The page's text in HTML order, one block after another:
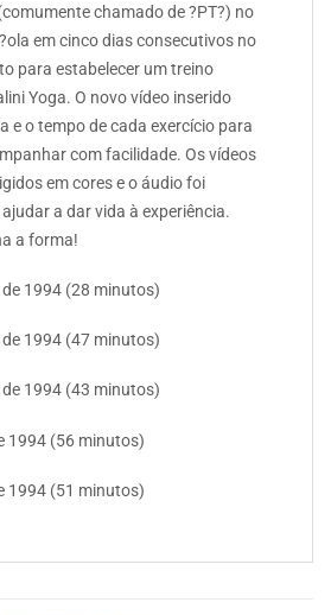
chamado de ?PT?) no
em cinco dias consecutivos no
para estabelecer um treino
Yoga. O novo vídeo inserido
e o tempo de cada exercício para
com facilidade. Os vídeos
em cores e o áudio foi
a dar vida à experiência.
a forma!
1994 (28 minutos)
1994 (47 minutos)
1994 (43 minutos)
1994 (56 minutos)
1994 (51 minutos)